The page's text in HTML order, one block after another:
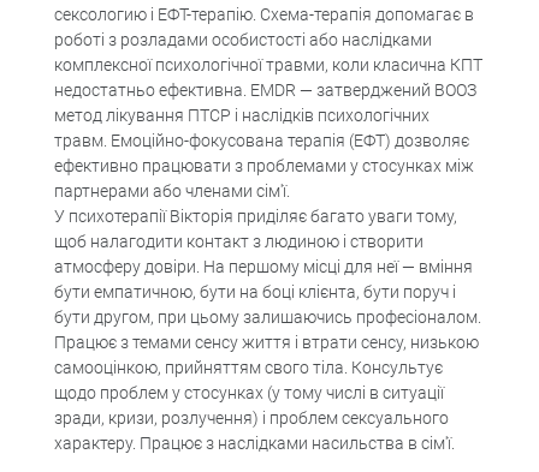
сексологию і ЕФТ-терапію. Схема-терапія допомагає в
роботі з розладами особистості або наслідками
комплексної психологічної травми, коли класична КПТ
недостатньо ефективна. EMDR — затверджений ВООЗ
метод лікування ПТСР і наслідків психологічних
травм. Емоційно-фокусована терапія (ЕФТ) дозволяє
ефективно працювати з проблемами у стосунках між
партнерами або членами сім'ї.
У психотерапії Вікторія приділяє багато уваги тому,
щоб налагодити контакт з людиною і створити
атмосферу довіри. На першому місці для неї — вміння
бути емпатичною, бути на боці клієнта, бути поруч і
бути другом, при цьому залишаючись професіоналом.
Працює з темами сенсу життя і втрати сенсу, низькою
самооцінкою, прийняттям свого тіла. Консультує
щодо проблем у стосунках (у тому числі в ситуації
зради, кризи, розлучення) і проблем сексуального
характеру. Працює з наслідками насильства в сім'ї.